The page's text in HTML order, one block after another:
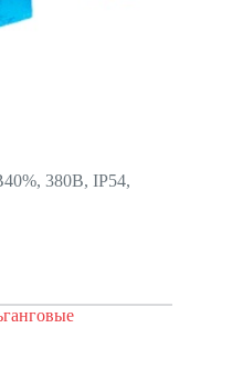
380В, IP54,